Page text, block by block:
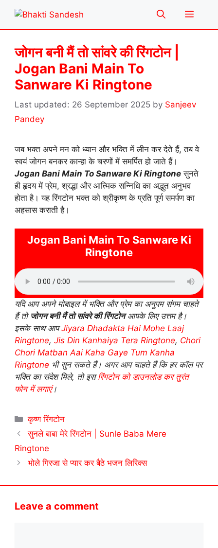
content
Menu
जोगन बनी मैं तो सांवरे की रिंगटोन |
Jogan Bani Main To
Sanware Ki Ringtone
26 September 2025 by Sanjeev
Pandey
जब भक्त अपने मन को ध्यान और भक्ति में लीन कर देते हैं, तब वे
स्वयं जोगन बनकर कान्हा के चरणों में समर्पित हो जाते हैं।
Jogan Bani Main To Sanware Ki Ringtone सुनते
ही हृदय में प्रेम, श्रद्धा और आत्मिक सन्निधि का अद्भुत अनुभव
होता है। यह रिंगटोन भक्त को श्रीकृष्ण के प्रति पूर्ण समर्पण का
अहसास कराती है।
Jogan Bani Main To Sanware Ki
Ringtone
यदि आप अपने मोबाइल में भक्ति और प्रेम का अनुपम संगम चाहते
हैं तो जोगन बनी मैं तो सांवरे की रिंगटोनआपके लिए उत्तम है।
इसके साथ आपJiyara Dhadakta Hai Mohe Laaj
Ringtone, Jis Din Kanhaiya Tera Ringtone, Chori
Chori Matban Aai Kaha Gaye Tum Kanha
Ringtone भी सुन सकते हैं। अगर आप चाहते हैं कि हर कॉल पर
भक्ति का संदेश मिले, तो इसरिंगटोन को डाउनलोड कर तुरंत
फोन में लगाएं।
Categories
कृष्ण रिंगटोन
सुनले बाबा मेरे रिंगटोन | Sunle Baba Mere
Ringtone
भोले गिरजा से प्यार कर बैठे भजन लिरिक्स
Leave a comment